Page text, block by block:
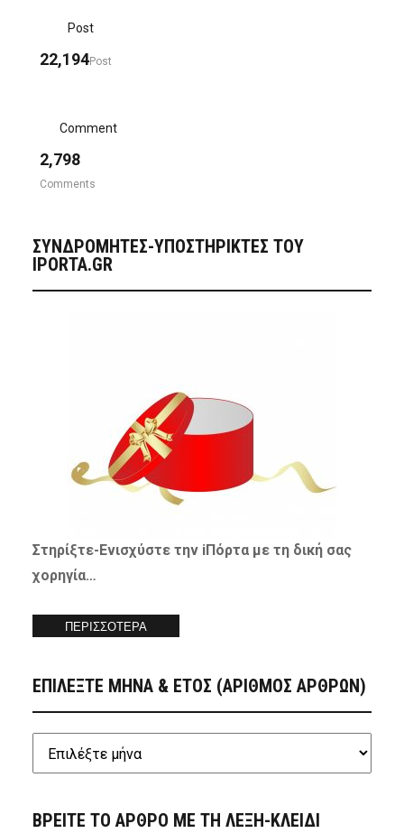
Post
22,194Post
Comment
2,798
Comments
ΣΥΝΔΡΟΜΗΤΈΣ-ΥΠΟΣΤΗΡΙΚΤΈΣ ΤΟΥ
IPORTA.GR
Στηρίξτε- Ενισχύστετην iΠόρτα με τη δική σας
χορηγία…
ΠΕΡΙΣΣΟΤΕΡΑ
ΕΠΙΛΕΞΤΕ ΜΗΝΑ & ΕΤΟΣ (ΑΡΙΘΜΟΣ ΑΡΘΡΩΝ)
ΒΡΕΙΤΕ ΤΟ ΑΡΘΡΟ ΜΕ ΤΗ ΛΕΞΗ-ΚΛΕΙΔΙ